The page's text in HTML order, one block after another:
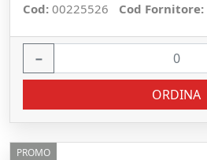
Cod: 00225526 Cod Fornitore:
−
ORDINA
PROMO